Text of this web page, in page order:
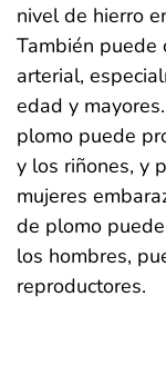
nivel de hierro
También puede
arterial,
edad y
plomo puede
y los riñones, y
mujeres
de plomo
los hombres,
reproductores.